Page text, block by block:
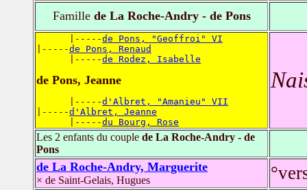
Famillede La Roche-Andry - de Pons
      |-----
de Pons, "Geoffroi" VI
|-----de Pons, Renaud
      |-----
de Rodez, Isabelle
de Pons, Jeanne
      |-----
d'Albret, "Amanieu" VII
|-----d'Albret, Jeanne
      |-----
du Bourg, Rose
Les 2 enfants du couple de La Roche-Andry - de
Pons
de La Roche-Andry, Marguerite
× de Saint-Gelais, Hugues